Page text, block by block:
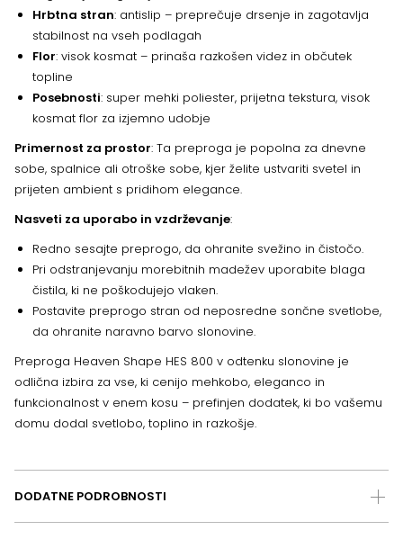
Hrbtna stran: antislip – preprečuje drsenje in zagotavlja
stabilnost na vseh podlagah
Flor: visok kosmat – prinaša razkošen videz in občutek
topline
Posebnosti: super mehki poliester, prijetna tekstura, visok
kosmat flor za izjemno udobje
Primernost za prostor: Ta preproga je popolna za dnevne
sobe, spalnice ali otroške sobe, kjer želite ustvariti svetel in
prijeten ambient s pridihom elegance.
Nasveti za uporabo in vzdrževanje:
Redno sesajte preprogo, da ohranite svežino in čistočo.
Pri odstranjevanju morebitnih madežev uporabite blaga
čistila, ki ne poškodujejo vlaken.
Postavite preprogo stran od neposredne sončne svetlobe,
da ohranite naravno barvo slonovine.
Preproga Heaven Shape HES 800 v odtenku slonovine je
odlična izbira za vse, ki cenijo mehkobo, eleganco in
funkcionalnost v enem kosu – prefinjen dodatek, ki bo vašemu
domu dodal svetlobo, toplino in razkošje.
DODATNE PODROBNOSTI